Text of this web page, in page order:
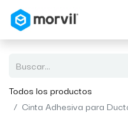
Todos los productos
Cinta Adhesiva para